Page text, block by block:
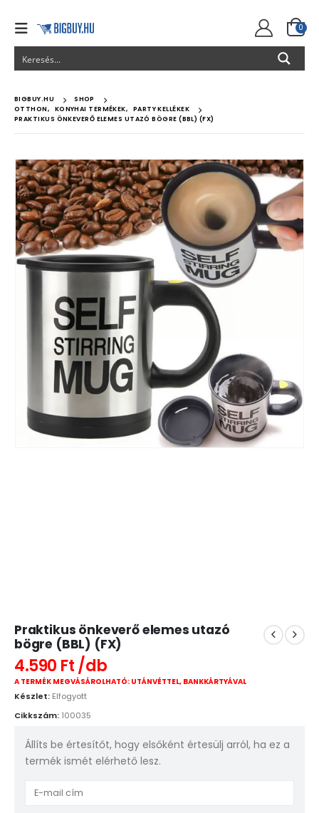
0
BIGBUY.HU
SHOP
OTTHON, KONYHAI TERMÉKEK,
PARTY KELLÉKEK
PRAKTIKUS ÖNKEVERŐ ELEMES UTAZÓ BÖGRE (BBL) (FX)
Praktikus önkeverő elemes utazó
bögre (BBL) (FX)
4.590 Ft
A TERMÉK MEGVÁSÁROLHATÓ: UTÁNVÉTTEL, BANKKÁRTYÁVAL
Készlet: Elfogyott
Cikkszám: 100035
Állíts be értesítőt, hogy elsőként értesülj arról, ha ez a
termék ismét elérhető lesz.
Enter